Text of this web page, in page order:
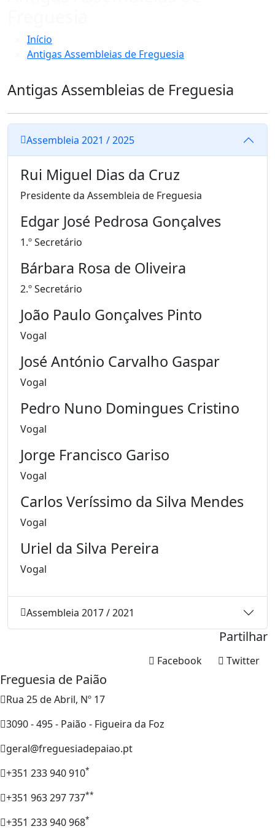
Início
Antigas Assembleias de Freguesia
Antigas Assembleias de Freguesia
Assembleia 2021 / 2025
Rui Miguel Dias da Cruz
Presidente da Assembleia de Freguesia
Edgar José Pedrosa Gonçalves
1.º Secretário
Bárbara Rosa de Oliveira
2.º Secretário
João Paulo Gonçalves Pinto
Vogal
José António Carvalho Gaspar
Vogal
Pedro Nuno Domingues Cristino
Vogal
Jorge Francisco Gariso
Vogal
Carlos Veríssimo da Silva Mendes
Vogal
Uriel da Silva Pereira
Vogal
Assembleia 2017 / 2021
Partilhar
Twitter
Facebook
Freguesia de Paião
Rua 25 de Abril, Nº 17
3090 - 495 - Paião - Figueira da Foz
geral@freguesiadepaiao.pt
+351 233 940 910*
+351 963 297 737**
+351 233 940 968*